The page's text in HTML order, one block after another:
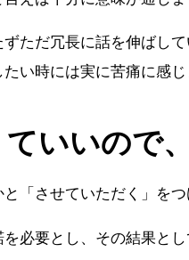
ただ冗長に話を伸ばし
い時には実に苦痛に感じ
いいので
「させていただく」をつ
必要とし、その結果と